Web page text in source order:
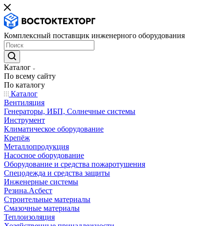
Комплексный поставщик инженерного оборудования
Каталог
По всему сайту
По каталогу
Каталог
Вентиляция
Генераторы, ИБП, Солнечные системы
Инструмент
Климатическое оборудование
Крепёж
Металлопродукция
Насосное оборудование
Оборудование и средства пожаротушения
Спецодежда и средства защиты
Инженерные системы
Резина.Асбест
Строительные материалы
Смазочные материалы
Теплоизоляция